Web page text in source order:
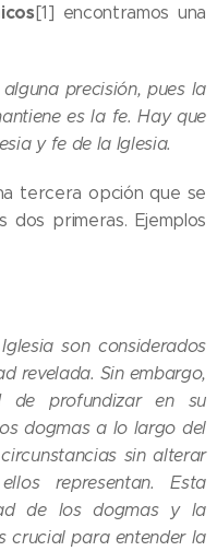
[1] encontramos una
precisión, pues la
es la fe. Hay que
y fe de la Iglesia.
tercera opción que se
dos primeras. Ejemplos
son considerados
revelada. Sin embargo,
de profundizar en su
dogmas a lo largo del
sin alterar
representan. Esta
de los dogmas y la
crucial para entender la